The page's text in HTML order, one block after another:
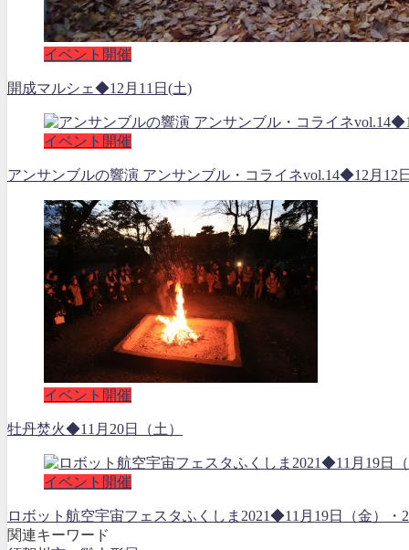
イベント開催
開成マルシェ◆12月11日(土)
イベント開催
アンサンブルの響演 アンサンブル・コライネvol.14◆12月12
イベント開催
牡丹焚火◆11月20日（土）
イベント開催
ロボット航空宇宙フェスタふくしま2021◆11月19日（金
関連キーワード